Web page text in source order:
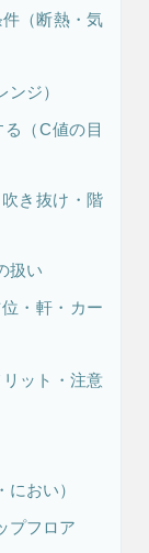
（断熱・気
ジ）
（C値の目
き抜け・階
扱い
・軒・カー
ット・注意
おい）
プフロア